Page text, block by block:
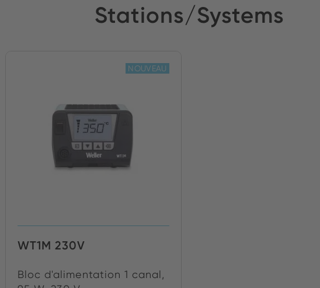
Stations/Systems
WT1M 230V
Bloc d'alimentation 1 canal,
NOUVEAU